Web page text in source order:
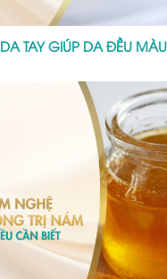
TAY GIÚP DA ĐỀU